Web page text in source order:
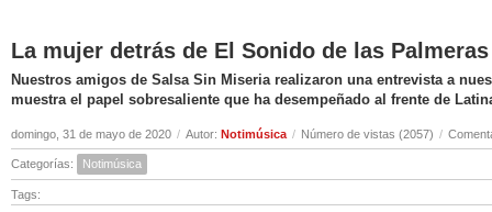
La mujer detrás de El Sonido de las Palmeras
Nuestros amigos de Salsa Sin Miseria realizaron una entrevista a
muestra el papel sobresaliente que ha desempeñado al frente de
domingo, 31 de mayo de 2020 / Autor: Notimúsica / Número de vistas (2057) /
Categorías: Notimúsica
Tags: